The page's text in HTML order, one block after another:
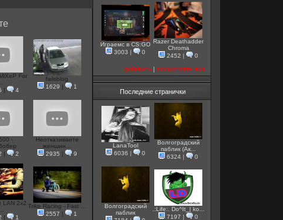
For
| 4
failsblog
1629 | 1
-
| 2
Неотказиваите
женшин...
2935 | 9
LAN 2x2
| 1
Trike Racing - Fast ...
2557 | 1
Играемс в CS:GO
3003 | 0
Razer Deathadder
Chroma
2452 | 0
добавить | посмотреть все
Последние странички
LanaTool
6036 | 0
Волгоградский
паблик (Ак...
6324 | 0
Волгоградский
паблик
.:Life:. Do^It_| ko...
7197 | 0